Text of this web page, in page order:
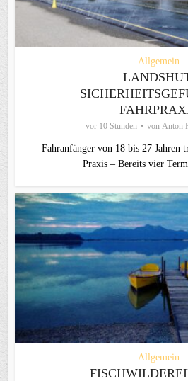
Allgemein
vor 10 Stunden von Anton
Fahranfänger von 18 bis 27 Jahren
Praxis – Bereits vier
Allgemein